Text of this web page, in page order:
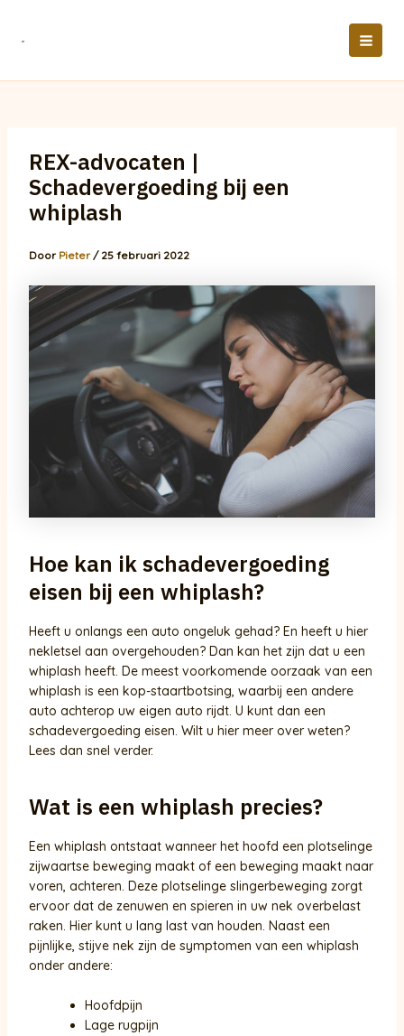
REX-advocaten |
Schadevergoeding bij een
whiplash
Door Pieter/ 25 februari 2022
Hoe kan ik schadevergoeding
eisen bij een whiplash?
Heeft u onlangs een auto ongeluk gehad? En heeft u hier
nekletsel aan overgehouden? Dan kan het zijn dat u een
whiplash heeft. De meest voorkomende oorzaak van een
whiplash is een kop-staartbotsing, waarbij een andere
auto achterop uw eigen auto rijdt. U kunt dan een
schadevergoeding eisen. Wilt u hier meer over weten?
Lees dan snel verder.
Wat is een whiplash precies?
Een whiplash ontstaat wanneer het hoofd een plotselinge
zijwaartse beweging maakt of een beweging maakt naar
voren, achteren. Deze plotselinge slingerbeweging zorgt
ervoor dat de zenuwen en spieren in uw nek overbelast
raken. Hier kunt u lang last van houden. Naast een
pijnlijke, stijve nek zijn de symptomen van een whiplash
onder andere:
Hoofdpijn
Lage rugpijn